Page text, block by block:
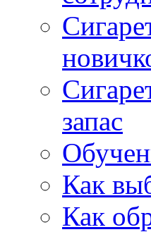
запас
Как
Как